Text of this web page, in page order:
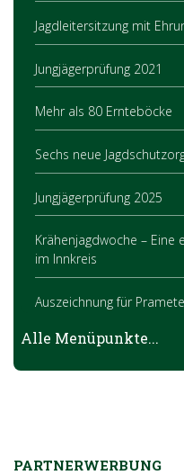
Jagdleitersitzung mit
Jungjägerprüfung 2021
Mehr als 80 Ernteböcke
Sechs neue
Jungjägerprüfung 2025
Krähenjagdwoche – Eine
im Innkreis
Auszeichnung für
Jagdhornbläserwettbewerb
Alle Menüpunkte...
PARTNERWERBUNG